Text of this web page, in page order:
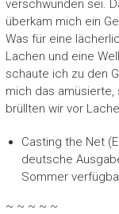
verschwunden sei.
überkam mich ein
Was für eine
Lachen und eine
schaute ich zu den
mich das
brüllten wir vor
Casting the Net
deutsche
Sommer
~ ~ ~ ~ ~